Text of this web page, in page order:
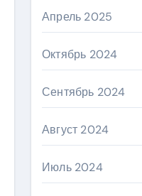
Апрель 2025
Октябрь 2024
Сентябрь 2024
Август 2024
Июль 2024